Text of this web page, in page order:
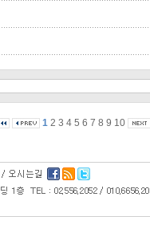
1 2 3 4 5 6 7 8 9 10